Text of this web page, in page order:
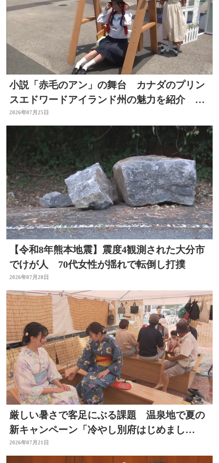
小説「赤毛のアン」の舞台 カナダのプリン
スエドワードアイランド州の魅力を紹介 大
分市でフェア
2026年07月25日
【令和8年熊本地震】震度4観測された大分市
でけが人 70代女性が揺れで転倒し打撲
2026年07月28日
厳しい暑さで客足にぶる課題 温泉地で夏の
新キャンペーン「冷やし別府はじめまし
た」 冷たい足湯など設置
2026年07月21日